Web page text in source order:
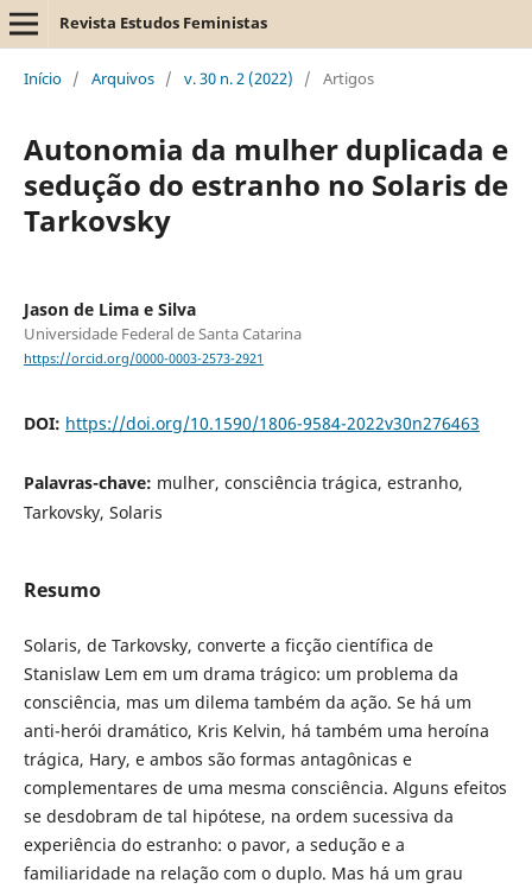
Revista Estudos Feministas
Início / Arquivos / v. 30 n. 2 (2022) / Artigos
Autonomia da mulher duplicada e
sedução do estranho no Solaris de
Tarkovsky
Jason de Lima e Silva
Universidade Federal de Santa Catarina
https://orcid.org/0000-0003-2573-2921
DOI: https://doi.org/10.1590/1806-9584-2022v30n276463
Palavras-chave: mulher, consciência trágica, estranho,
Tarkovsky, Solaris
Resumo
Solaris, de Tarkovsky, converte a ficção científica de
Stanislaw Lem em um drama trágico: um problema da
consciência, mas um dilema também da ação. Se há um
anti-herói dramático, Kris Kelvin, há também uma heroína
trágica, Hary, e ambos são formas antagônicas e
complementares de uma mesma consciência. Alguns efeitos
se desdobram de tal hipótese, na ordem sucessiva da
experiência do estranho: o pavor, a sedução e a
familiaridade na relação com o duplo. Mas há um grau